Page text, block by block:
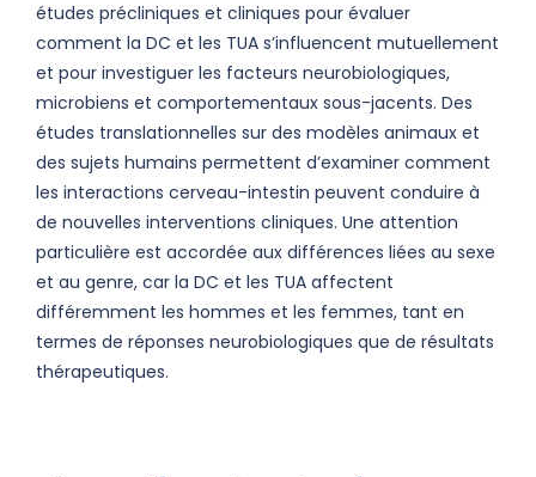
études précliniques et cliniques pour évaluer
comment la DC et les TUA s’influencent mutuellement
et pour investiguer les facteurs neurobiologiques,
microbiens et comportementaux sous-jacents. Des
études translationnelles sur des modèles animaux et
des sujets humains permettent d’examiner comment
les interactions cerveau-intestin peuvent conduire à
de nouvelles interventions cliniques. Une attention
particulière est accordée aux différences liées au sexe
et au genre, car la DC et les TUA affectent
différemment les hommes et les femmes, tant en
termes de réponses neurobiologiques que de résultats
thérapeutiques.